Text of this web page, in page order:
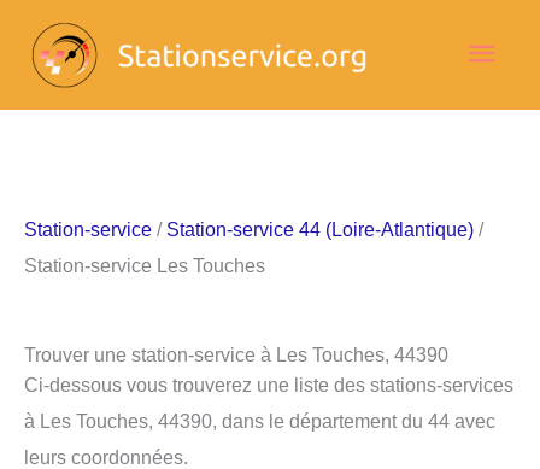
contenu
Station-service / Station-service 44 (Loire-Atlantique) /
Station-service Les Touches
Trouver une station-service à Les Touches, 44390
Ci-dessous vous trouverez une liste des stations-services
à Les Touches, 44390, dans le département du 44 avec
leurs coordonnées.